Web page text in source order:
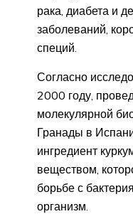
рака, диабета и
заболеваний,
специй.
Согласно
2000 году,
молекулярной
Гранады в
ингредиент
веществом,
борьбе с
организм.